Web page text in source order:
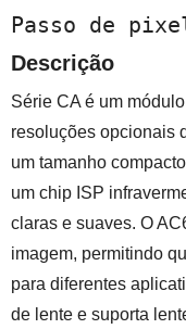
Passo de
Descrição
Série CA é um
resoluções opcionais
um tamanho
um chip ISP
claras e suaves. O
imagem, permitindo
para diferentes
de lente e suporta